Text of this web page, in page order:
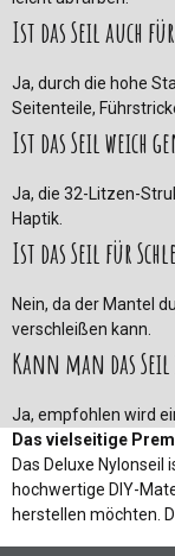
Ist das Seil auch
Ja, durch die hohe
Seitenteile,
Ist das Seil weich
Ja, die 32-Litzen-
Haptik.
Ist das Seil für
Nein, da der Mantel
verschleißen kann.
Kann man das
Ja, empfohlen wird
Das vielseitige
Das Deluxe
hochwertige DIY-
herstellen möchten.
Paracord erinnert.
Halsbänder,
Die Deluxe-